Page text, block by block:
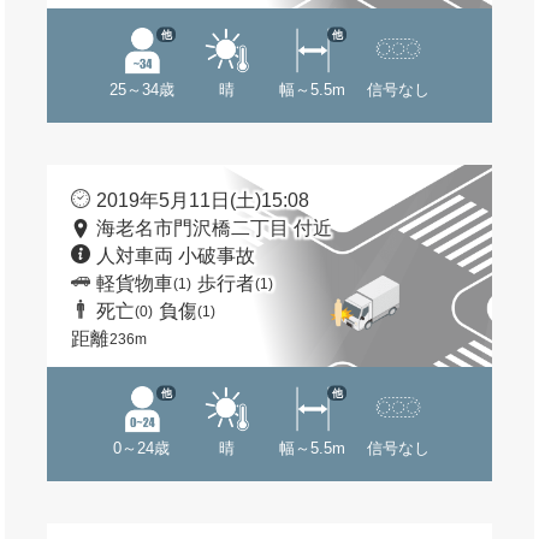
25～34歳
他
晴 幅～5.5m
他
信号なし
2019年5月11日(土)15:08
海老名市門沢橋二丁目 付近
人対車両 小破事故
軽貨物車(1) 歩行者(1)
死亡(0) 負傷(1)
距離236m
0～24歳
他
晴 幅～5.5m
他
信号なし